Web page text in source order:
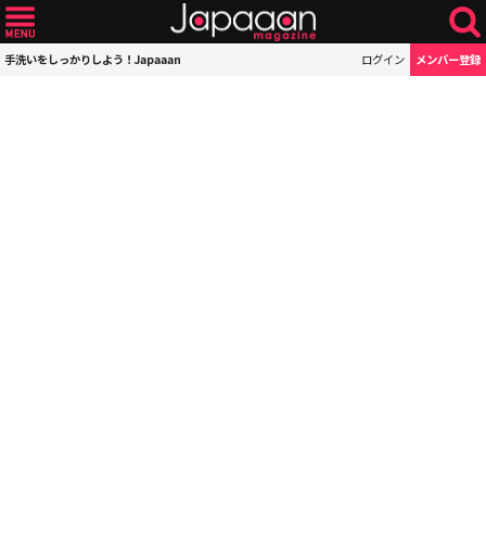
手洗いをしっかりしよう！Japaaan ログイン メンバー登録